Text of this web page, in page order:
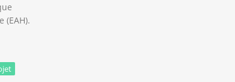
(EAH).